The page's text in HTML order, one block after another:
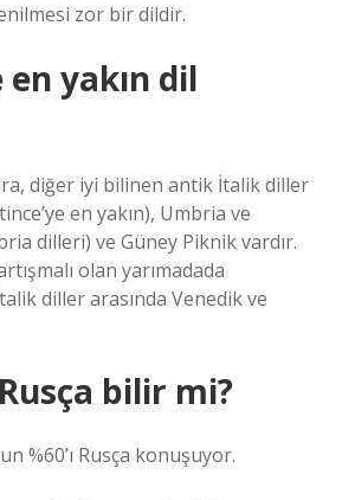
zor bir dildir.
yakın dil
diğer iyi bilinen antik İtalik diller
en yakın), Umbria ve
dilleri) ve Güney Piknik vardır.
olan yarımadada
diller arasında Venedik ve
bilir mi?
%60’ı Rusça konuşuyor.